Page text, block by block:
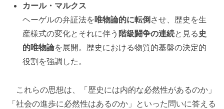
カール・マルクス
ヘーゲルの弁証法を唯物論的に転倒 させ、歴史を生
産様式の変化とそれに伴う 階級闘争の連続と見る 史
的唯物論を展開。歴史における物質的基盤の決定的
役割を強調した。
これらの思想は、「歴史には内的な必然性があるのか」
「社会の進歩に必然性はあるのか」といった問いに答える